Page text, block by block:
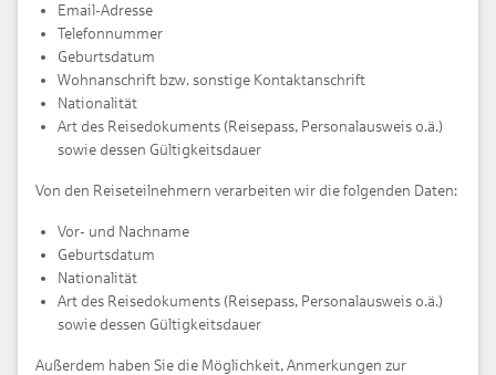
Email-Adresse
Telefonnummer
Geburtsdatum
Wohnanschrift bzw. sonstige Kontaktanschrift
Nationalität
Art des Reisedokuments (Reisepass, Personalausweis o.ä.)
sowie dessen Gültigkeitsdauer
Von den Reiseteilnehmern verarbeiten wir die folgenden Daten:
Vor- und Nachname
Geburtsdatum
Nationalität
Art des Reisedokuments (Reisepass, Personalausweis o.ä.)
sowie dessen Gültigkeitsdauer
Außerdem haben Sie die Möglichkeit, Anmerkungen zur